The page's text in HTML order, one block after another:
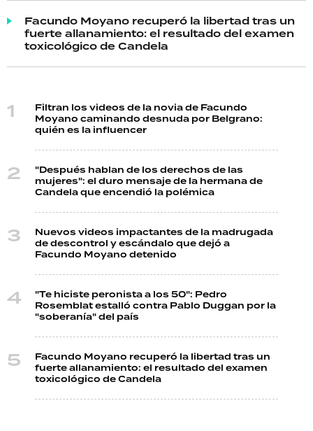
Facundo Moyano recuperó la libertad tras un
fuerte allanamiento: el resultado del examen
toxicológico de Candela
Filtran los videos de la novia de Facundo
Moyano caminando desnuda por Belgrano:
quién es la influencer
"Después hablan de los derechos de las
mujeres": el duro mensaje de la hermana de
Candela que encendió la polémica
Nuevos videos impactantes de la madrugada
de descontrol y escándalo que dejó a
Facundo Moyano detenido
"Te hiciste peronista a los 50": Pedro
Rosemblat estalló contra Pablo Duggan por la
"soberanía" del país
Facundo Moyano recuperó la libertad tras un
fuerte allanamiento: el resultado del examen
toxicológico de Candela